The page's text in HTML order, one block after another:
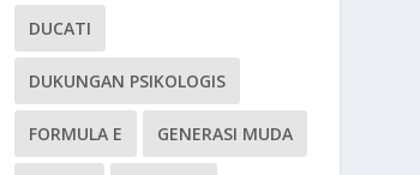
DUCATI
DUKUNGAN PSIKOLOGIS
FORMULA E GENERASI MUDA